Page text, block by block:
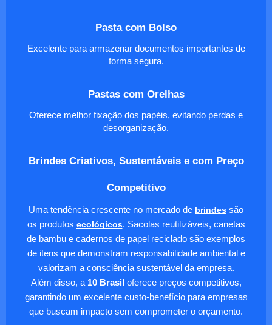
Pasta com Bolso
Excelente para armazenar documentos importantes de
forma segura.
Pastas com Orelhas
Oferece melhor fixação dos papéis, evitando perdas e
desorganização.
Brindes Criativos, Sustentáveis e com Preço
Competitivo
Uma tendência crescente no mercado de brindes são
os produtos ecológicos. Sacolas reutilizáveis, canetas
de bambu e cadernos de papel reciclado são exemplos
de itens que demonstram responsabilidade ambiental e
valorizam a consciência sustentável da empresa.
Além disso, a 10 Brasiloferece preços competitivos,
garantindo um excelente custo-benefício para empresas
que buscam impacto sem comprometer o orçamento.